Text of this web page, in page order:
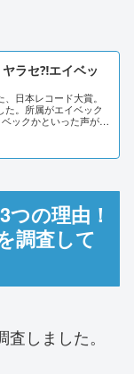
ラセ⁈エイベッ
日本レコード大賞。
た。所属がエイベック
ックかといった声があ
の理由！
調査して
しました。